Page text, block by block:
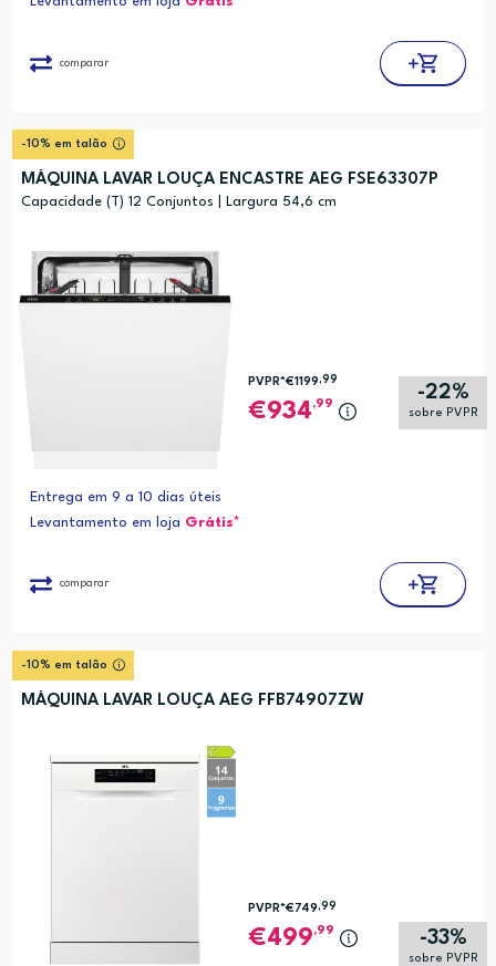
comparar
-10% em talão
MÁQUINA LAVAR LOUÇA ENCASTRE AEG FSE63307P
Capacidade (T) 12 Conjuntos | Largura 54,6 cm
-22%
sobre PVPR
PVPR*€1199,99
934,99
Entrega em 9 a 10 dias úteis
Levantamento em loja Grátis*
comparar
-10% em talão
MÁQUINA LAVAR LOUÇA AEG FFB74907ZW
-33%
sobre PVPR
PVPR*€749 ,99
499,99